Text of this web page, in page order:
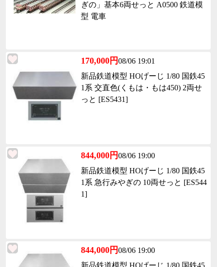
ぎの」基本6両せっと A0500 鉄道模
型 電車
170,000円08/06 19:01
新品鉄道模型 HOげーじ 1/80 国鉄45
1系 交直色(くもは・もは450) 2両せ
っと [ES5431]
844,000円08/06 19:00
新品鉄道模型 HOげーじ 1/80 国鉄45
1系 急行みやぎの 10両せっと [ES544
1]
844,000円08/06 19:00
新品鉄道模型 HOげーじ 1/80 国鉄45